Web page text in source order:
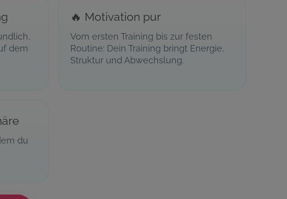
dem
🔥 Motivation pur
Vom ersten Training bis zur festen
Routine: Dein Training bringt Energie,
Struktur und Abwechslung.
du